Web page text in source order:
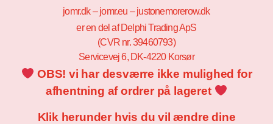
jomr.dk – jomr.eu – justonemorerow.dk
er en del af Delphi Trading ApS
(CVR nr. 39460793)
Servicevej 6, DK-4220 Korsør
OBS! vi har desværre ikke mulighed for
afhentning af ordrer på lageret
Klik herunder hvis du vil ændre dine